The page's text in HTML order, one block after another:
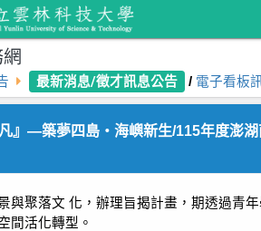
最新消息/徵才訊息公告 / 電子看板
』—築夢四島‧海嶼新生/115年度澎
聚落文 化，辦理旨揭計畫，期透過青
間活化轉型。